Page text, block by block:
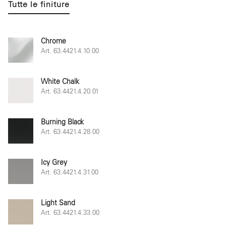
Tutte le finiture
Chrome
Art. 63.4421.4.10.00
White Chalk
Art. 63.4421.4.20.01
Burning Black
Art. 63.4421.4.28.00
Icy Grey
Art. 63.4421.4.31.00
Light Sand
Art. 63.4421.4.33.00